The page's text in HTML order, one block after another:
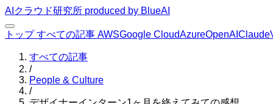
AIクラウド研究所 produced by BlueAI
トップすべての記事 AWSGoogle CloudAzureOpenAI Claude
すべての記事
/
People & Culture​​​​‌ ‍ ​‍​‍‌‍ ‌ ​‍‌‍‍‌‌‍‌ ‌‍‍‌‌‍ ‍​‍​‍​ ‍‍​‍​‍‌ ​ ‌‍​‌‌‍ ‍‌‍‍‌‌ ‌​‌ ‍‌​‍ ‍‌‍‍‌‌‍ ​‍​‍​‍ ​​‍​‍‌‍‍​‌ ​‍‌‍‌‌‌‍‌‍​‍​‍​ ‍‍​‍​‍‌‍‍​‌ ‌​‌ ‌​‌ ​​​ ‍‍​‍ ​‍ ‌‍ ​‌‍ ‌‍​ ‌‍​‌‌‍ ​‌‍‍​‌‍ ‌ ​ ‌ ‌​​ ‍‍​ ​ ​ ​ ​ ​ ​ ​ ​‍ ‌‍‍‌‌‍ ‍‌ ‌​‌‍‌‌‌‍ ‍‌ ‌​​‍ ‌‍‌‌‌‍‌​‌‍‍‌‌ ‌​​‍ ‌‍ ‌‌‍ ‌‍‌​‌‍‌‌​ ‌‌ ​​‌ ​‍‌‍‌‌‌ ​ ‌‍‌‌‌‍ ‍‌ ‌​‌‍​‌‌ ‌​‌‍‍‌‌‍ ‌‍ ‍​ ‍ ‌‍‍‌‌‍‌​​ ‌‌‍‌​‌ ‌‍‌‌‍​‌‍​‌‌​ ​‌‍‌‍​ ​ ‌‌‍‌​ ‍‌​ ​‌​ ‍‌‌‍ ​‌​​‍‌​ ​‌‍‌ ‌​‍‌‌​​ ‌​ ‌‌ ‍‍‌ ​‍‌​‍‌​ ‌​​ ‍ ‌ ‌​‌ ‍‌‌ ​​‌‍‌‌​ ‌‌‍​ ‌‍​‌‌ ‌​‌‍‌‌‌‍‌ ‌‍ ‌ ​‍‌ ‍‌​ ‍ ‌ ​​‌‍​‌‌ ‌​‌‍‍​​ ‌‌ ‌​‌‍‍‌‌ ‌​‌‍ ​‌‍‌‌​ ‌‍​‍‌‍​‌‌ ​ ‌‍‌‌‌‌‌‌‌ ​‍‌‍ ​​ ‌‌‍‍​‌ ‌​‌ ‌​‌ ​​​‍‌‌​ ​ ‌​​‌​‍‌‌​ ​‍‌​‌‍​‍‌‌​ ​‍‌​‌‍‌‍ ​‌‍ ‌‍​ ‌‍​‌‌‍ ​‌‍‍​‌‍ ‌ ​ ‌ ‌​​‍‌‌​ ​ ‌​​‌​ ​ ​ ​ ​ ​ ​ ​ ​‍‌‍‌‍‍‌‌‍‌​​ ‌‌‍‌​‌ ‌‍‌‌‍​‌‍​‌‌​ ​‌‍‌‍​ ​ ‌‌‍‌​ ‍‌​ ​‌​ ‍‌‌‍ ​‌​​‍‌​ ​‌‍‌ ‌​‍‌‌​​ ‌​ ‌‌ ‍‍‌ ​‍‌​‍‌​ ‌​​‍‌‍‌ ‌​‌ ‍‌‌ ​​‌‍‌‌​ ‌‌‍​ ‌‍​‌‌ ‌​‌‍‌‌‌‍‌ ‌‍ ‌ ​‍‌ ‍‌​‍‌‍‌ ​​‌‍​‌‌ ‌​‌‍‍​​ ‌‌ ‌​‌‍‍‌‌ ‌​‌‍ ​‌‍‌‌​‍‌‍‌ ​​‌‍‌‌‌ ​‍‌ ​ ‌ ​​‌‍‌‌‌‍​ ‌ ‌​‌‍‍‌‌ ‌‍‌‍‌‌​ ‌‌ ​​‌ ‌‌‌‍​‍‌‍ ​‌‍‍‌‌ ​ ‌‍‍​‌‍‌‌‌‍‌​​‍​‍‌ ‌
/